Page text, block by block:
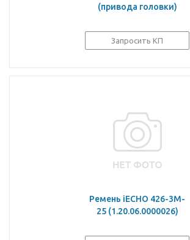
(привода головки)
Запросить КП
Ремень iECHO 426-3M-
25 (1.20.06.0000026)